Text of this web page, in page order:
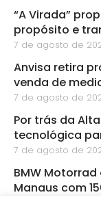
“A Virada”
propósito e
7 de agosto de
Anvisa retira
venda de
7 de agosto de
Por trás da
tecnológica
7 de agosto de
BMW
Manaus com